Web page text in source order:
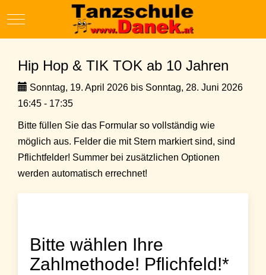
Mobile Menu Toggle
Hip Hop & TIK TOK ab 10 Jahren
Sonntag, 19. April 2026 bis Sonntag, 28. Juni 2026
16:45 - 17:35
Bitte füllen Sie das Formular so vollständig wie
möglich aus. Felder die mit Stern markiert sind, sind
Pflichtfelder! Summer bei zusätzlichen Optionen
werden automatisch errechnet!
Bitte wählen Ihre
Zahlmethode! Pflichfeld!*